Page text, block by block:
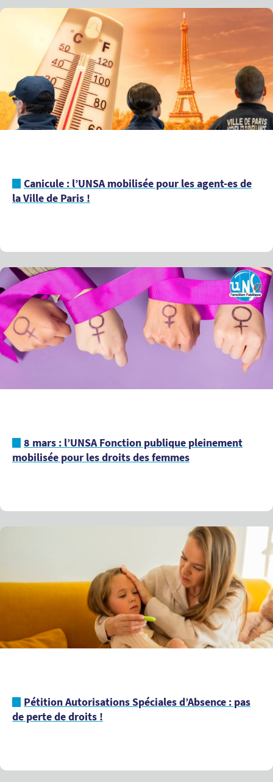
Canicule : l’UNSA mobilisée pour les agent-es de
la Ville de Paris !
8 mars : l’UNSA Fonction publique pleinement
mobilisée pour les droits des femmes
Pétition Autorisations Spéciales d’Absence : pas
de perte de droits !